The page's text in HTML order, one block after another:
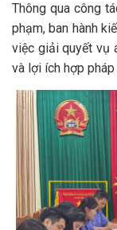
Thông qua công
phạm, ban hành
việc giải quyết vụ
và lợi ích hợp